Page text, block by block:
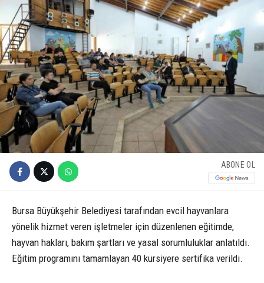
ABONE OL
Bursa Büyükşehir Belediyesi tarafından evcil hayvanlara
yönelik hizmet veren işletmeler için düzenlenen eğitimde,
hayvan hakları, bakım şartları ve yasal sorumluluklar anlatıldı.
Eğitim programını tamamlayan 40 kursiyere sertifika verildi.